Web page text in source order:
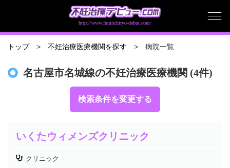
http://www.funinchiryo-debut.com/
トップ 不妊治療医療機関を探す 病院一覧
名古屋市名城線の不妊治療医療機関 (4件)
検索条件を変更する
いくたウィメンズクリニック
クリニック